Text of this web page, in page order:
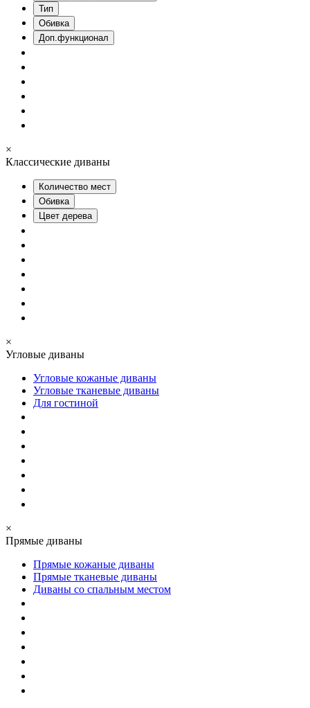
Тип
Обивка
Доп.функционал
×
Классические диваны
Количество мест
Обивка
Цвет дерева
×
Угловые диваны
Угловые кожаные диваны
Угловые тканевые диваны
Для гостиной
×
Прямые диваны
Прямые кожаные диваны
Прямые тканевые диваны
Диваны со спальным местом